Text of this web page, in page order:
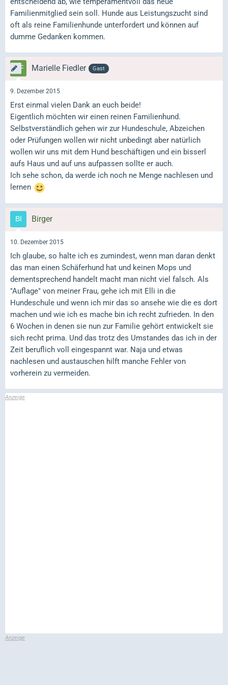
Familienmitglied sein soll. Hunde aus Leistungszucht sind
oft als reine Familienhunde unterfordert und können auf
dumme Gedanken kommen.
Marielle Fiedler Gast
9. Dezember 2015
Erst einmal vielen Dank an euch beide!
Eigentlich möchten wir einen reinen Familienhund.
Selbstverständlich gehen wir zur Hundeschule, Abzeichen
oder Prüfungen wollen wir nicht unbedingt aber natürlich
wollen wir uns mit dem Hund beschäftigen und ein bisserl
aufs Haus und auf uns aufpassen sollte er auch.
Ich sehe schon, da werde ich noch ne Menge nachlesen und
lernen
Birger
10. Dezember 2015
Ich glaube, so halte ich es zumindest, wenn man daran denkt
das man einen Schäferhund hat und keinen Mops und
dementsprechend handelt macht man nicht viel falsch. Als
"Auflage" von meiner Frau, gehe ich mit Elli in die
Hundeschule und wenn ich mir das so ansehe wie die es dort
machen und wie ich es mache bin ich recht zufrieden. In den
6 Wochen in denen sie nun zur Familie gehört entwickelt sie
sich recht prima. Und das trotz des Umstandes das ich in der
Zeit beruflich voll eingespannt war. Naja und etwas
nachlesen und austauschen hilft manche Fehler von
vorherein zu vermeiden.